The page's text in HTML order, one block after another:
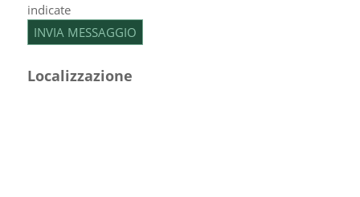
indicate
Localizzazione